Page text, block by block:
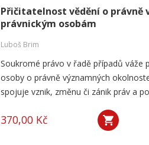
Přičitatelnost vědění o právně
právnickým osobám
Luboš Brim
Soukromé právo v řadě případů váže
osoby o právně významných
spojuje vznik, změnu či zánik práv a
370,00 Kč